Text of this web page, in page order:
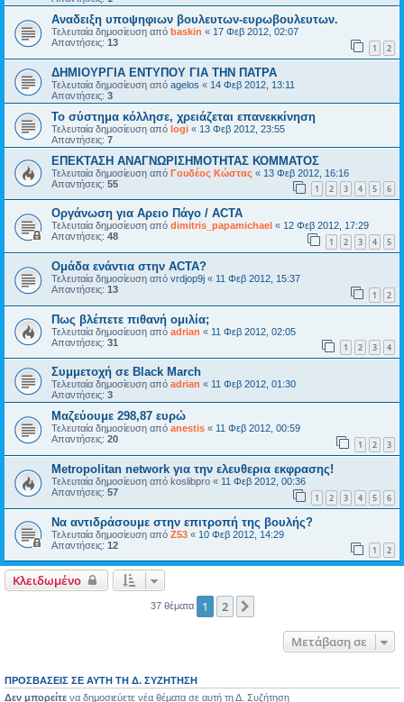
Αναδειξη υποψηφιων βουλευτων-ευρωβουλευτων.
Τελευταία δημοσίευση από baskin « 17 Φεβ 2012, 02:07
Απαντήσεις: 13 1 2
ΔΗΜΙΟΥΡΓΙΑ ΕΝΤΥΠΟΥ ΓΙΑ ΤΗΝ ΠΑΤΡΑ
Τελευταία δημοσίευση από agelos « 14 Φεβ 2012, 13:11
Απαντήσεις: 3
Το σύστημα κόλλησε, χρειάζεται επανεκκίνηση
Τελευταία δημοσίευση από logi « 13 Φεβ 2012, 23:55
Απαντήσεις: 7
ΕΠΕΚΤΑΣΗ ΑΝΑΓΝΩΡΙΣΗΜΟΤΗΤΑΣ ΚΟΜΜΑΤΟΣ
Τελευταία δημοσίευση από Γουδέος Κώστας « 13 Φεβ 2012, 16:16
Απαντήσεις: 55 1 2 3 4 5 6
Οργάνωση για Αρειο Πάγο / ACTA
Τελευταία δημοσίευση από dimitris_papamichael « 12 Φεβ 2012, 17:29
Απαντήσεις: 48 1 2 3 4 5
Ομάδα ενάντια στην ACTA?
Τελευταία δημοσίευση από vrdjop9j « 11 Φεβ 2012, 15:37
Απαντήσεις: 13 1 2
Πως βλέπετε πιθανή ομιλία;
Τελευταία δημοσίευση από adrian « 11 Φεβ 2012, 02:05
Απαντήσεις: 31 1 2 3 4
Συμμετοχή σε Black March
Τελευταία δημοσίευση από adrian « 11 Φεβ 2012, 01:30
Απαντήσεις: 3
Μαζεύουμε 298,87 ευρώ
Τελευταία δημοσίευση από anestis « 11 Φεβ 2012, 00:59
Απαντήσεις: 20 1 2 3
Metropolitan network για την ελευθερια εκφρασης!
Τελευταία δημοσίευση από koslibpro « 11 Φεβ 2012, 00:36
Απαντήσεις: 57 1 2 3 4 5 6
Να αντιδράσουμε στην επιτροπή της βουλής?
Τελευταία δημοσίευση από Z53 « 10 Φεβ 2012, 14:29
Απαντήσεις: 12 1 2
Κλειδωμένο
37 θέματα 1 2
Μετάβαση σε
ΠΡΟΣΒΆΣΕΙΣ ΣΕ ΑΥΤΉ ΤΗ Δ. ΣΥΖΉΤΗΣΗ
Δεν μπορείτε να δημοσιεύετε νέα θέματα σε αυτή τη Δ. Συζήτηση